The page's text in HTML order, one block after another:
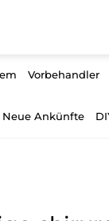
Vorbehandler
Neue Ankünfte